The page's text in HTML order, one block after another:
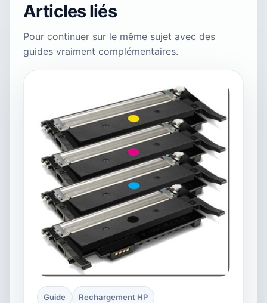
Articles liés
Pour continuer sur le même sujet avec des
guides vraiment complémentaires.
Guide Rechargement HP